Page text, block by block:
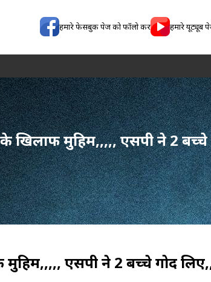
हमारे फेसबुक पेज को फॉलो करें हमारे यूट्यूब
के खिलाफ मुहिम,,,,, एसपी ने 2
एसपी ने 2 बच्चे गोद